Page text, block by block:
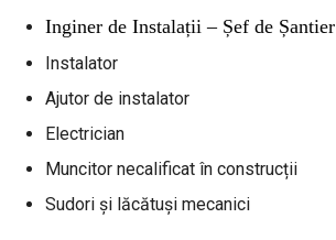
Inginer de Instalații – Șef de Șantier
Instalator
Ajutor de instalator
Electrician
Muncitor necalificat în construcții
Sudori și lăcătuși mecanici